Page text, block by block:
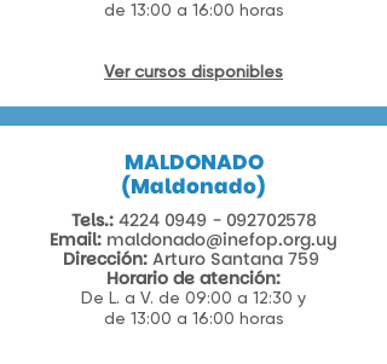
de 13:00 a 16:00 horas
Ver cursos disponibles
MALDONADO
(Maldonado)
Tels.: 4224 0949 - 092702578
Email: maldonado@inefop.org.uy
Dirección: Arturo Santana 759
Horario de atención:
De L. a V. de 09:00 a 12:30 y
de 13:00 a 16:00 horas